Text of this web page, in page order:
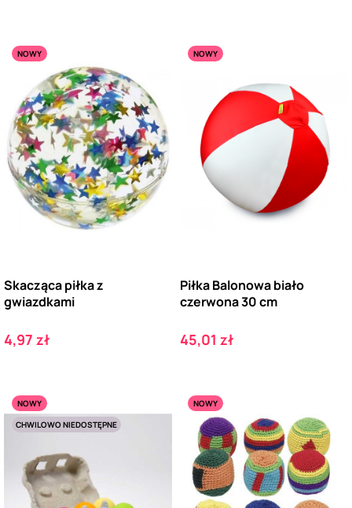
NOWY
Skacząca piłka z
gwiazdkami
Cena
4,97 zł
NOWY
Piłka Balonowa biało
czerwona 30 cm
Cena
45,01 zł
NOWY
CHWILOWO NIEDOSTĘPNE
NOWY